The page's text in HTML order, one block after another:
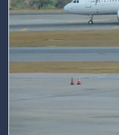
Polícia
SIGA-NOS
Receba nossas